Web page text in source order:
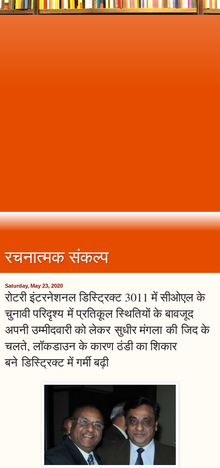
रचनात्मक संकल्प
Saturday, May 23, 2020
रोटरी इंटरनेशनल डिस्ट्रिक्ट 3011 में सीओएल के
चुनावी परिदृश्य में प्रतिकूल स्थितियों के बावजूद
अपनी उम्मीदवारी को लेकर सुधीर मंगला की जिद के
चलते, लॉकडाउन के कारण ठंडी का शिकार
बने डिस्ट्रिक्ट में गर्मी बढ़ी